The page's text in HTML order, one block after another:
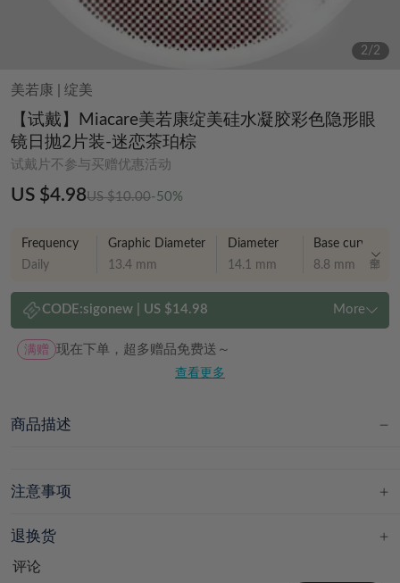
2/2
美若康 绽美
【试戴】Miacare美若康绽美硅水凝胶彩色隐形眼
镜日抛2片装-迷恋茶珀棕
试戴片不参与买赠优惠活动
US $4.98US $10.00-50%
Frequency
Daily
Graphic Diameter
13.4 mm
Diameter
14.1 mm
Base curve
8.8 mm
CODE:sigonew| US $14.98 More
满赠 现在下单，超多赠品免费送～
查看更多
商品描述
注意事项
退换货
评论